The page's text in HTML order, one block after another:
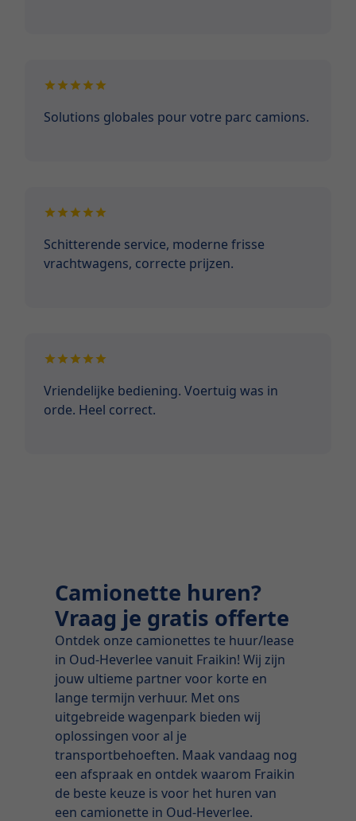
Solutions globales pour votre parc camions.
Schitterende service, moderne frisse
vrachtwagens, correcte prijzen.
Vriendelijke bediening. Voertuig was in
orde. Heel correct.
Camionette huren?
Vraag je gratis offerte
Ontdek onze camionettes te huur/lease
in Oud-Heverlee vanuit Fraikin! Wij zijn
jouw ultieme partner voor korte en
lange termijn verhuur. Met ons
uitgebreide wagenpark bieden wij
oplossingen voor al je
transportbehoeften. Maak vandaag nog
een afspraak en ontdek waarom Fraikin
de beste keuze is voor het huren van
een camionette in Oud-Heverlee.